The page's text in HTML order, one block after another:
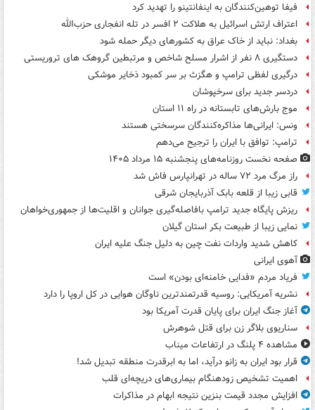
فیفا توهین‌کنندگان به اینفانتینو را تهدید کرد
اعتراف ارتش اسرائیل به هلاکت ۲ افسر در تله انفجاری حزب‌الله
بغداد: نباید از خاک عراق به کشورهای دیگر حمله شود
دستگیری ۸ نفر از اشرار مسلح شاخص و مرتبطین گروهک های تروریستی
درگیری لفظی ترامپ و هگزث بر سر کمبود ذخایر موشکی
دردسر جدید برای سرخپوشان
موج بارش‌های تابستانه در راه ۱۱ استان
ونس: ایرانی‌ها مذاکره‌کنندگان سرسختی هستند
ترامپ: توافق با ایران را ترجیح می‌دهم
صفحه نخست روزنامه‌های پنجشنبه ۱۵ مرداد ۱۴۰۵
راز مرگ مرد ۷۲ ساله در تهرانپارس فاش شد
قابی زیبا از قلعه بابک آذربایجان شرقی
ریزش پایگاه جدید ترامپ بافاصله‌گیری جوانان و اقلیت‌ها از جمهوری‌خواهان
نمایی زیبا از طبیعت بکر استان گیلان
کاهش شدید واردات نفت چین به دلیل جنگ علیه ایران
آهوی ایرانی
فریاد مردم «فدایی خامنه‌ای بودن» است
نشریه آمریکایی: روسیه قدرتمندترین ناوگان هوایی در کل اروپا را دارد
آغاز جنگ ایران برای پایان قدرت آمریکا بود
سناریوی بلاگر زن برای قتل شوهرش
مشاهده ۴ پلنگ در ارتفاعات میناب
قرار بود ایران به زانو درآید، اما به ابرقدرت منطقه تبدیل شد!
اهمیت تشخیص زودهنگام بیماری‌های دریچه‌ای قلب
افزایش مجدد قیمت بنزین نتیجه ابهام در مذاکرات